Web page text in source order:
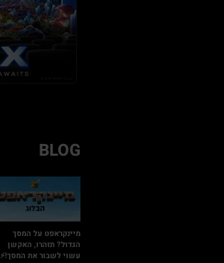
BLOG
מיינקראפט על המסך
הגדול? תזהרו, האקשן
עשוי לשבור את המסך!⚡